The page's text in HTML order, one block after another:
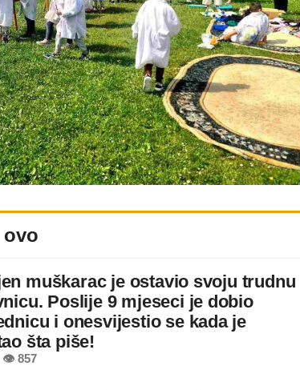
ovo
muškarac je ostavio svoju trudnu
Poslije 9 mjeseci je dobio
i onesvijestio se kada je
šta piše!
👁 857